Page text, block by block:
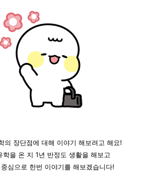
의 장단점에 대해 이야기 해보려고 해요!
학을 온 지 1년 반정도 생활을 해보고
심으로 한번 이야기를 해보겠습니다!